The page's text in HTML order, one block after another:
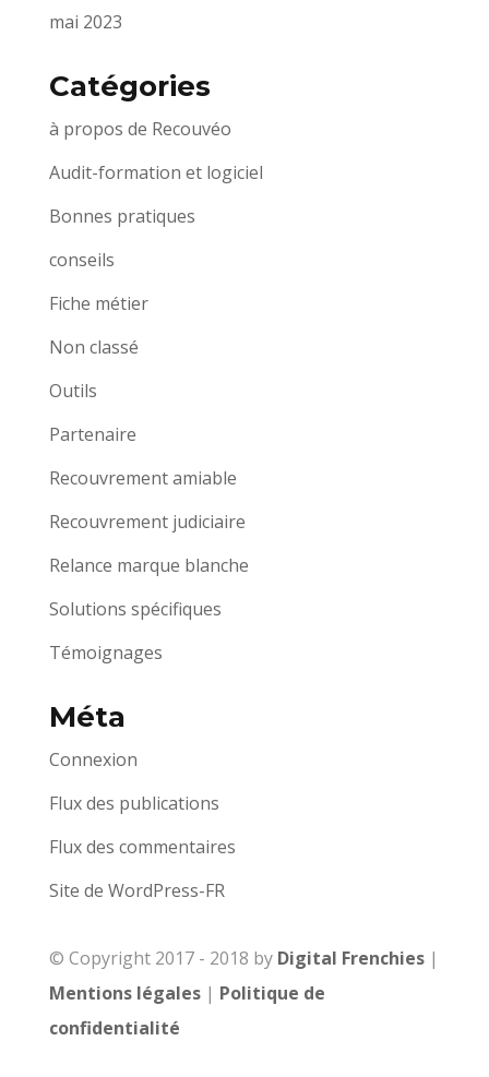
mai 2023
Catégories
à propos de Recouvéo
Audit-formation et logiciel
Bonnes pratiques
conseils
Fiche métier
Non classé
Outils
Partenaire
Recouvrement amiable
Recouvrement judiciaire
Relance marque blanche
Solutions spécifiques
Témoignages
Méta
Connexion
Flux des publications
Flux des commentaires
Site de WordPress-FR
© Copyright 2017 - 2018 by Digital Frenchies|
Mentions légales| Politique de
confidentialité